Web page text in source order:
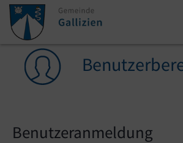
Zum Inhalt springen
Zum Seitenende springen
Sie sind hier:
Benutzeranmeldung